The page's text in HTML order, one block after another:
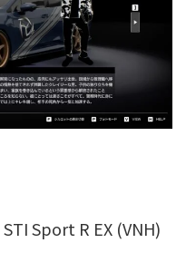
STI Sport R EX (VNH)